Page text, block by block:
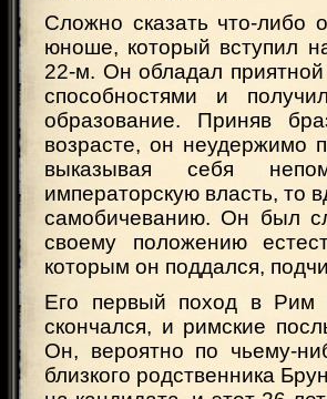
Сложно сказать что-либо
юноше, который вступил
22-м. Он обладал
способностями и
образование. Приняв
возрасте, он неудержимо
выказывая себя
императорскую власть, то
самобичеванию. Он был
своему положению
которым он поддался,
Его первый поход в Рим
скончался, и римские
Он, вероятно по чьему-
близкого родственника